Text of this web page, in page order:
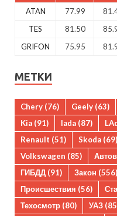
ATAN 77.99
TES
81.50
GRIFON
75.95
МЕТКИ
Chery (76) Geely (63)
Kia (91) lada (87)
Renault (51) Skoda (69)
Volkswagen (85)
ГИБДД (91) Закон (556)
Происшествия (56)
Техосмотр (80) УАЗ